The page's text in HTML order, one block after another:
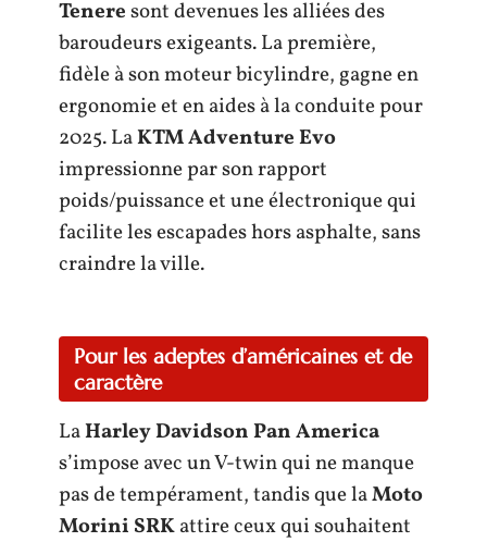
Teneresont devenues les alliées des
baroudeurs exigeants. La première,
fidèle à son moteur bicylindre, gagne en
ergonomie et en aides à la conduite pour
2025. LaKTM Adventure Evo
impressionne par son rapport
poids/puissance et une électronique qui
facilite les escapades hors asphalte, sans
craindre la ville.
Pour les adeptes d’américaines et de
caractère
LaHarley Davidson Pan America
s’impose avec un V-twin qui ne manque
pas de tempérament, tandis que laMoto
Morini SRKattire ceux qui souhaitent